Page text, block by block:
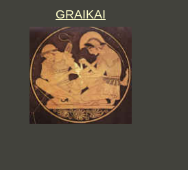
GRAIKAI